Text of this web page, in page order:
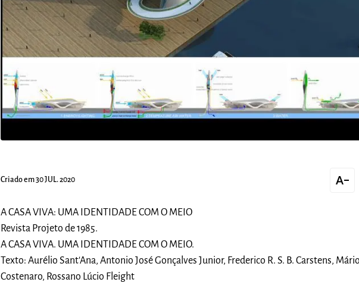
Criado em 30 JUL. 2020 text_decrease
A CASA VIVA: UMA IDENTIDADE COM O MEIO
Revista Projeto de 1985.
A CASA VIVA. UMA IDENTIDADE COM O MEIO.
Texto: Aurélio Sant'Ana, Antonio José Gonçalves Junior, Frederico R. S. B. Carstens,
Costenaro, Rossano Lúcio Fleight